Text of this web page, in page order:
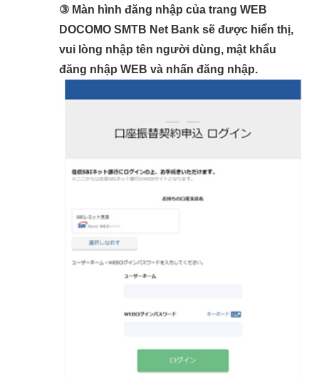
③ Màn hình đăng nhập của trang WEB
DOCOMO SMTB Net Bank sẽ được hiển thị,
vui lòng nhập tên người dùng, mật khẩu
đăng nhập WEB và nhấn đăng nhập.